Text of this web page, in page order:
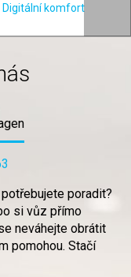
Digitální komfort
poradit?
si vůz přímo
neváhejte obrátit
pomohou. Stačí